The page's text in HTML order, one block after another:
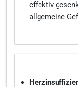
effektiv
allgemeine